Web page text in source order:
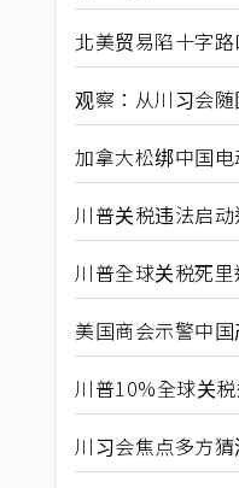
北美贸易陷十字
观察：从川习会
加拿大松绑中国
川普关税违法启
川普全球关税死
美国商会示警中
川普10%全球关
川习会焦点多方